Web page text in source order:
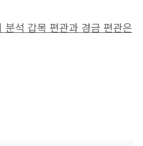
분석 갑목 편관과 경금 편관은